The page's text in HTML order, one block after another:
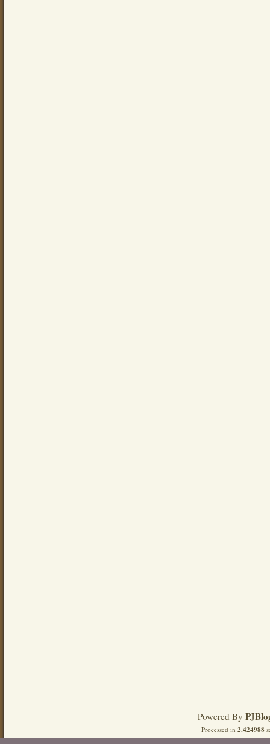
Powered By
Processed in 2.424988